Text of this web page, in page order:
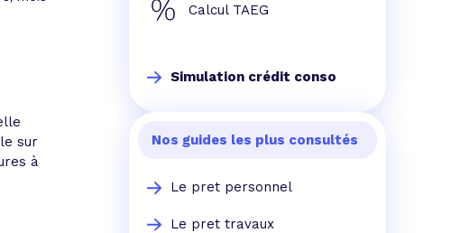
sur
à
Calcul TAEG
Simulation crédit conso
Nos guides les plus consultés
Le pret personnel
Le pret travaux